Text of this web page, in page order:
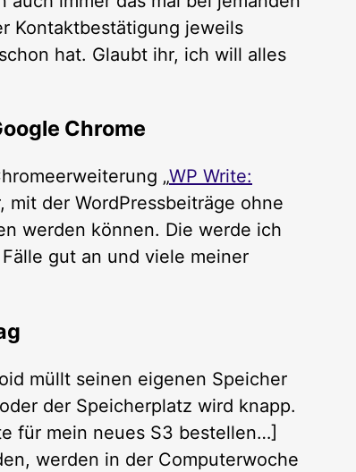
Kontaktbestätigung jeweils
hat. Glaubt ihr, ich will alles
Chrome
„WP Write:
mit der WordPressbeiträge ohne
werden können. Die werde ich
gut an und viele meiner
müllt seinen eigenen Speicher
der Speicherplatz wird knapp.
für mein neues S3 bestellen…]
werden in der Computerwoche